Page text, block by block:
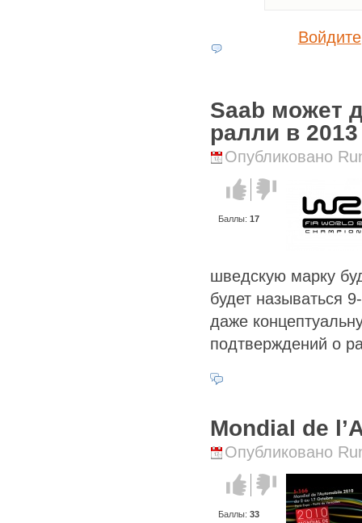
Войдите
Saab может
ралли в 2013
Опубликовано
Голос за!Голос
против!
Баллы: 17
шведскую марку
будет называться
даже
подтверждений о
Mondial de
Опубликовано
Голос за!Голос
против!
Баллы: 33